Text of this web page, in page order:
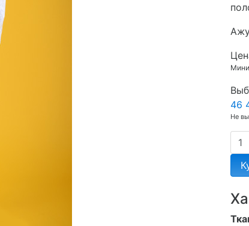
46
Не